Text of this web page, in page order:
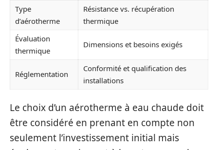
Type
d’aérotherme
Résistance vs. récupération
thermique
Évaluation
thermique
Dimensions et besoins exigés
Réglementation
Conformité et qualification des
installations
Le choix d’un aérotherme à eau chaude doit
être considéré en prenant en compte non
seulement l’investissement initial mais